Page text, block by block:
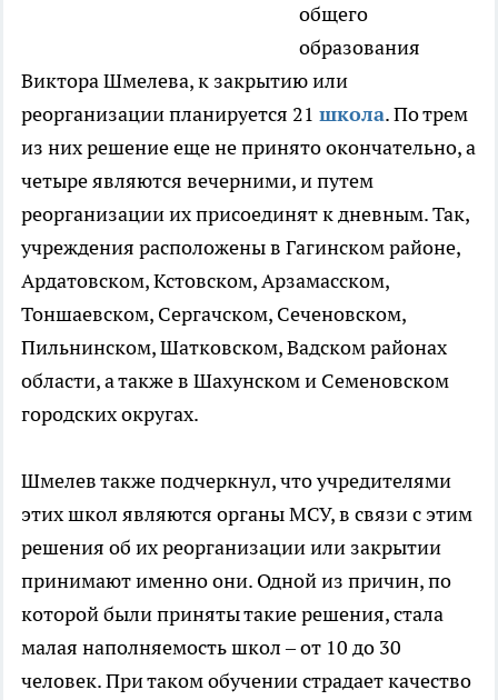
общего
образования
Виктора Шмелева, к закрытию или
реорганизации планируется 21 школа. По трем
из них решение еще не принято окончательно, а
четыре являются вечерними, и путем
реорганизации их присоединят к дневным. Так,
учреждения расположены в Гагинском районе,
Ардатовском, Кстовском, Арзамасском,
Тоншаевском, Сергачском, Сеченовском,
Пильнинском, Шатковском, Вадском районах
области, а также в Шахунском и Семеновском
городских округах.
Шмелев также подчеркнул, что учредителями
этих школ являются органы МСУ, в связи с этим
решения об их реорганизации или закрытии
принимают именно они. Одной из причин, по
которой были приняты такие решения, стала
малая наполняемость школ – от 10 до 30
человек. При таком обучении страдает качество